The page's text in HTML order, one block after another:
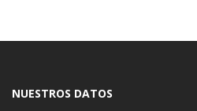
NUESTROS DATOS